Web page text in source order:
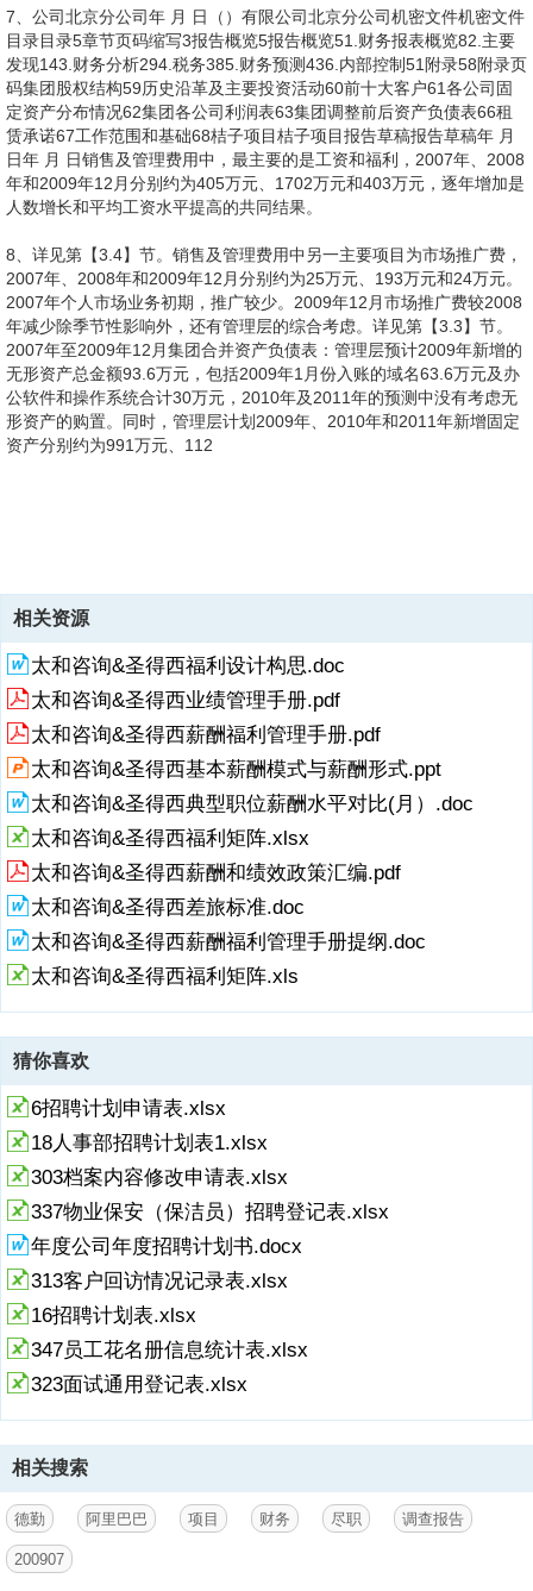
7、公司北京分公司年 月 日（）有限公司北京分公司机密文件机密文件
目录目录5章节页码缩写3报告概览5报告概览51.财务报表概览82.主要
发现143.财务分析294.税务385.财务预测436.内部控制51附录58附录页
码集团股权结构59历史沿革及主要投资活动60前十大客户61各公司固
定资产分布情况62集团各公司利润表63集团调整前后资产负债表66租
赁承诺67工作范围和基础68桔子项目桔子项目报告草稿报告草稿年 月
日年 月 日销售及管理费用中，最主要的是工资和福利，2007年、2008
年和2009年12月分别约为405万元、1702万元和403万元，逐年增加是
人数增长和平均工资水平提高的共同结果。
8、详见第【3.4】节。销售及管理费用中另一主要项目为市场推广费，
2007年、2008年和2009年12月分别约为25万元、193万元和24万元。
2007年个人市场业务初期，推广较少。2009年12月市场推广费较2008
年减少除季节性影响外，还有管理层的综合考虑。详见第【3.3】节。
2007年至2009年12月集团合并资产负债表：管理层预计2009年新增的
无形资产总金额93.6万元，包括2009年1月份入账的域名63.6万元及办
公软件和操作系统合计30万元，2010年及2011年的预测中没有考虑无
形资产的购置。同时，管理层计划2009年、2010年和2011年新增固定
资产分别约为991万元、112
主要分以下几大类：前十大客户销售收入占总收入的比例2007年、
2008年和2009年12月分别约为99、80和83。2007年华胜天成收入占
89左右。2008年和2009年12月虽然前十大客户的构成有些变化，客户
集中度基本保持稳定。详见【附录：前十大客户】。成本主要由流
元）人民币（千元）2007年度%2008年度%2009年1-2月%2007年
度%2008年度%2009年1-2月%搜索广告461 4%6,718 47%3,189 47%
运营商广告809 6%1,584 11%730 11%导航广告-0%1,212 9%447 7%
其它广告160 1%3,034 21%879 13%数字发行-0%1,124 8%1,493
年12月31日尽职调查调整后2008年12月31日尽职调查调整后2009年2
月28日尽职调查调整后非流动资产2,314 12,962 13,620 流动资产
79,906 51,560 50,469 流动负债5,506 7,791 7,956 净资产76,713
56,732 56,133
审计后财务报表，2008年，2009年1-2月管理报表）并经过尽职调 查
调整。请参阅第1.5节尽职调查有关调整。合并利润表合并利润表人民
币（千元）人民币（千元）2007年度尽职调查调整后2008年度尽职调
查调整后2009年1-2月尽职调查调整后2007年度尽职调查调整后2008
年度尽职调查调整后2009年1-2月尽职调查调整后主营业务收入12,958
14,169 6,738 净利润3,541
费用申报不足（详见第【2.4】节）社会保险费用申报不足（详见第
【2.4】节）由于公司缴费基数较员工实际工资偏低，导致了2007、
2008及2009年12月潜在遗漏社保责任，分别为54.4万元、240万元及
57.8万元。建议在谈判中考虑由于低估费用和负债导致的对净利润和净
资产的高估。为避免潜在遗漏责任的追究及相关处罚，建议贵方在交易
完成后根据员工个人薪资更详尽的信息对潜在遗漏社保及公积金责
股权投资、商誉潜在减值影响（详见第【2.5】节）集团投资上海水渡
石、广州通摩按投资成本共确认长期股权投资287.5万元。另外，集团
收购武汉极迅和武汉讯彩按收购对价减去被收购方账面净资产确认了商
誉395万元。管理层未对长期股权投资和商誉进行评估。长期股权投资
及商誉的潜在减值会对集团净利润及净资产产生负面影响。我们建议贵
方从业务角度更多了解及评估被投资公司的运营状况及商业价值，并在
谈判中充分考虑潜在减值的影响。潜在的股权支付成本（详见第
【2.6】节）潜在的股权支付成本（详见第【
贵方充分考虑未来股权支付的潜在成本对净资产的影响，并敦促管理层
尽早安排评估股权支付成本。税务影响（详见第【1.5】及【2.7】节）
税务影响（详见第【1.5】及【2.7】节）经过对集团各家公司税务情况
的初步了解，我们大致匡算了企业所得税和营业税方面潜在的税务风
险：我们将目标集团的基本财务情况及财务尽职调查过程中的主要发现
概括如下，提请贵方在交易完成前予以关注。请注意在本报告草稿交付
时，我们尚未与集团国际会计准则审计师进行沟通并交换意见。人民币
千元2007年2008年20
1,8011,139-营业税-405156不适当地将股利分配列支于公司费用（详见
第【2.1】及【2.7】节）不适当地将股利分配列支于公司费用（详见第
【2.1】及【2.7】节）董事会决定将出售企业市场软件收入扣除相关费
用后的80（共约824万元）在2007年2009年期间分配给梁捷、何小
鹏。出于税务成本的考虑，股利分配以虚拟费用的形式记入广州动景的
销售及管理费用科目中（2007年、2008年分别约为580万元和194万
元）。将股利分配列支于费用对净利润产生了负面影响，但由于股利已
分配，对集团净资产未有影响。另外，将股利分配在所得税前扣除，使
广州动景2007年、2008年少缴企业所得税分别为192万元和29万元。
我们建议，贵方同时征询律师意见，或与管理层做相应沟通，充分考虑
该事项对交易的影响。关联方交易（详见第【2.2】节）关联方交易
与其被投资公司广州通摩和上海水渡石进行流量交换、导航广告、U盟
推广等活动。2007年产生成本26.6万元，2008年产
相关资源
太和咨询&圣得西福利设计构思.doc
太和咨询&圣得西业绩管理手册.pdf
太和咨询&圣得西薪酬福利管理手册.pdf
太和咨询&圣得西基本薪酬模式与薪酬形式.ppt
太和咨询&圣得西典型职位薪酬水平对比(月）.doc
太和咨询&圣得西福利矩阵.xlsx
太和咨询&圣得西薪酬和绩效政策汇编.pdf
太和咨询&圣得西差旅标准.doc
太和咨询&圣得西薪酬福利管理手册提纲.doc
太和咨询&圣得西福利矩阵.xls
猜你喜欢
6招聘计划申请表.xlsx
18人事部招聘计划表1.xlsx
303档案内容修改申请表.xlsx
337物业保安（保洁员）招聘登记表.xlsx
年度公司年度招聘计划书.docx
313客户回访情况记录表.xlsx
16招聘计划表.xlsx
347员工花名册信息统计表.xlsx
323面试通用登记表.xlsx
相关搜索
德勤 阿里巴巴 项目 财务 尽职 调查报告
200907